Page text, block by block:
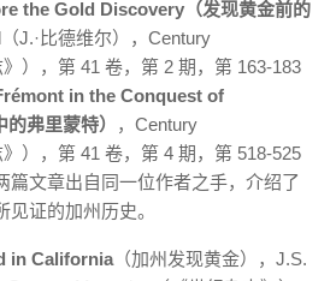
the Gold Discovery（发现黄金前的
J.·比德维尔），Century
），第 41 卷，第 2 期，第 163-183
in the Conquest of
弗里蒙特）
，Century
），第 41 卷，第 4 期，第 518-525
篇文章出自同一位作者之手，介绍了
见证的加州历史。
in California （加州发现黄金），J.S.